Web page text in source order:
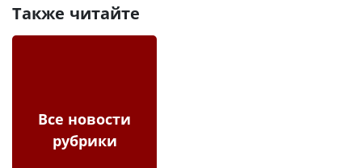
Также читайте
Все новости
рубрики